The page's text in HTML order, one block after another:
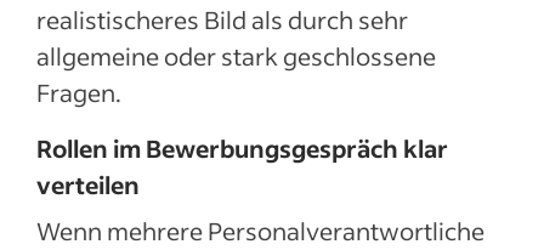
realistischeres Bild als durch sehr
allgemeine oder stark geschlossene
Fragen.
Rollen im Bewerbungsgespräch klar
verteilen
Wenn mehrere Personalverantwortliche